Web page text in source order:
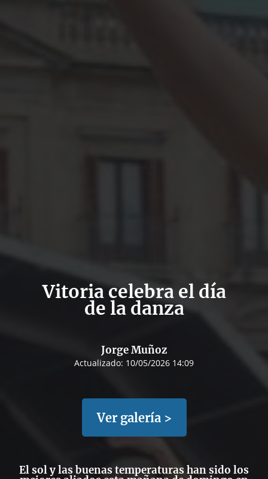
Vitoria celebra el día
de la danza
Jorge Muñoz
Actualizado: 10/05/2026 14:09
Ver galería >
El sol y las buenas temperaturas han sido los